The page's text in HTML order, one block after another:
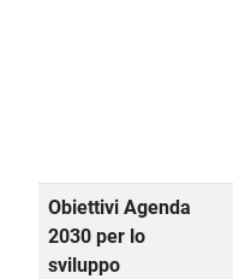
Obiettivi Agenda
2030 per lo
sviluppo